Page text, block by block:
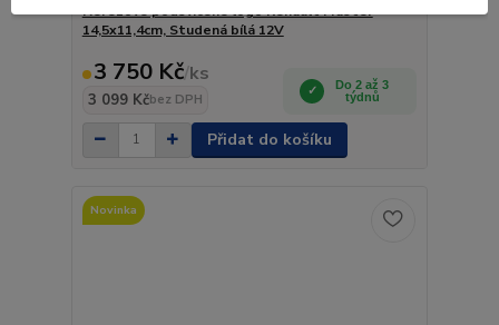
Nerezové podsvícené logo Renault Master
14,5x11,4cm, Studená bílá 12V
3 750 Kč/ks
3 099 Kčbez DPH
Do 2 až 3
týdnů
Přidat do košíku
Novinka